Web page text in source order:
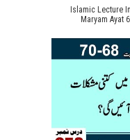
Islamic Lecture